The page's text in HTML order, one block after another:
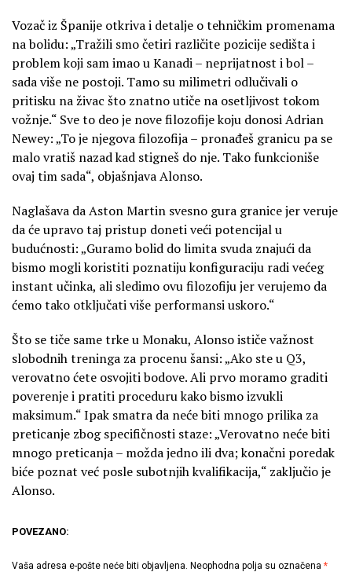
Vozač iz Španije otkriva i detalje o tehničkim promenama
na bolidu: „Tražili smo četiri različite pozicije sedišta i
problem koji sam imao u Kanadi – neprijatnost i bol –
sada više ne postoji. Tamo su milimetri odlučivali o
pritisku na živac što znatno utiče na osetljivost tokom
vožnje.“ Sve to deo je nove filozofije koju donosi Adrian
Newey: „To je njegova filozofija – pronađeš granicu pa se
malo vratiš nazad kad stigneš do nje. Tako funkcioniše
ovaj tim sada“, objašnjava Alonso.
Naglašava da Aston Martin svesno gura granice jer veruje
da će upravo taj pristup doneti veći potencijal u
budućnosti: „Guramo bolid do limita svuda znajući da
bismo mogli koristiti poznatiju konfiguraciju radi većeg
instant učinka, ali sledimo ovu filozofiju jer verujemo da
ćemo tako otključati više performansi uskoro.“
Što se tiče same trke u Monaku, Alonso ističe važnost
slobodnih treninga za procenu šansi: „Ako ste u Q3,
verovatno ćete osvojiti bodove. Ali prvo moramo graditi
poverenje i pratiti proceduru kako bismo izvukli
maksimum.“ Ipak smatra da neće biti mnogo prilika za
preticanje zbog specifičnosti staze: „Verovatno neće biti
mnogo preticanja – možda jedno ili dva; konačni poredak
biće poznat već posle subotnjih kvalifikacija,“ zaključio je
Alonso.
POVEZANO:
Vaša adresa e-pošte neće biti objavljena. Neophodna polja su označena *